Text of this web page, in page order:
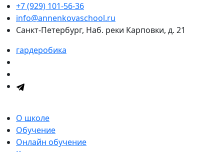
+7 (929) 101-56-36
info@annenkovaschool.ru
Санкт-Петербург, Наб. реки Карповки, д. 21
гардеробика
О школе
Обучение
Онлайн обучение